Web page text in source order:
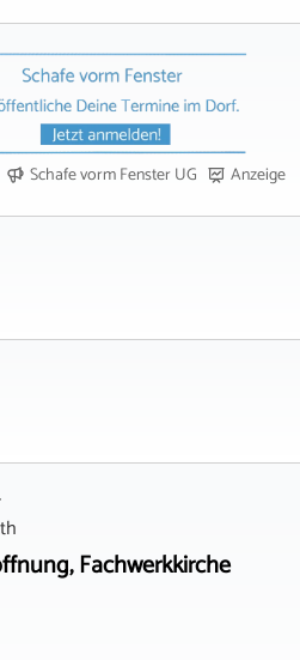
Schafe vorm Fenster UG Anzeige
Fachwerkkirche